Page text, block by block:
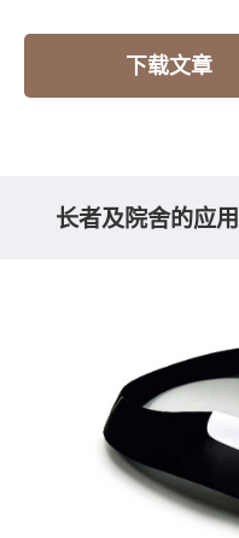
下载文章
长者及院舍的应用